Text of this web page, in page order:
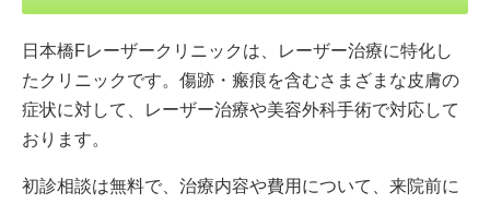
日本橋Fレーザークリニックは、レーザー治療に特化し
たクリニックです。傷跡・瘢痕を含むさまざまな皮膚の
症状に対して、レーザー治療や美容外科手術で対応して
おります。
初診相談は無料で、治療内容や費用について、来院前に